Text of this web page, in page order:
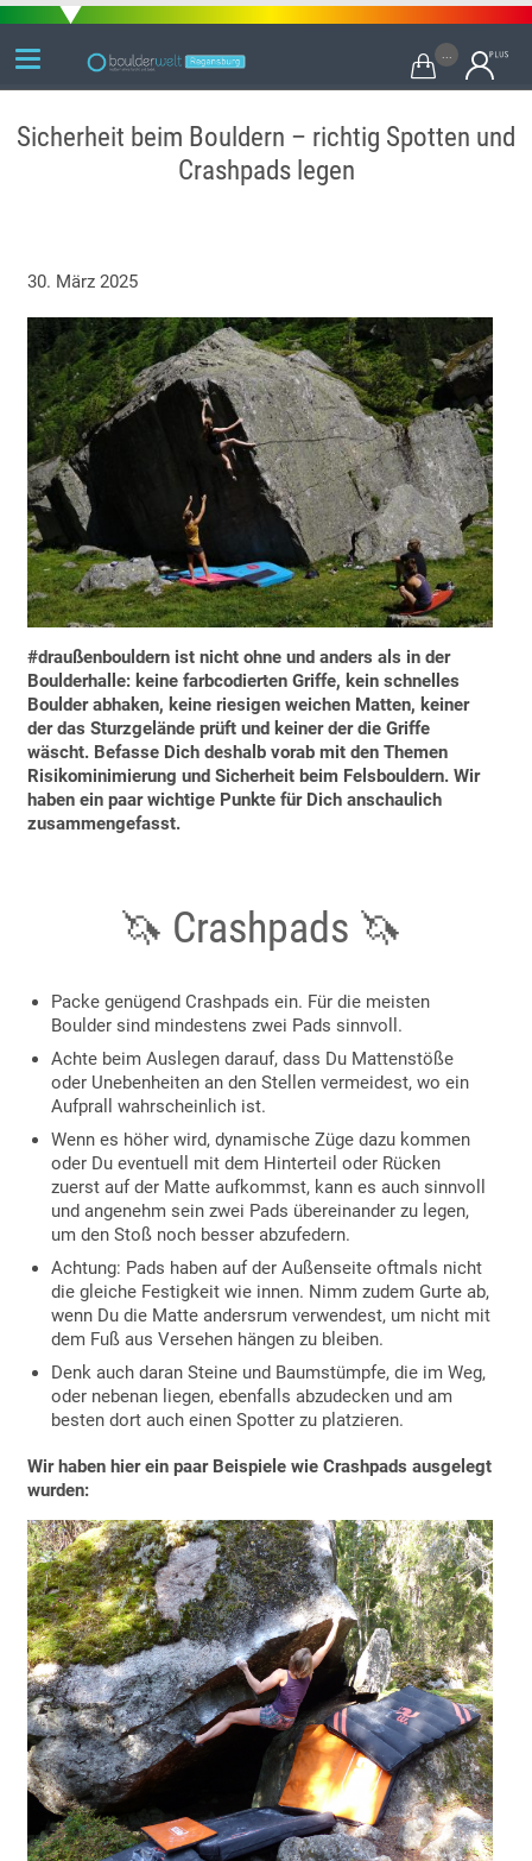

Sicherheit beim Bouldern – richtig Spotten und
Crashpads legen
30. März 2025
#draußenbouldern ist nicht ohne und anders als in der
Boulderhalle: keine farbcodierten Griffe, kein schnelles
Boulder abhaken, keine riesigen weichen Matten, keiner
der das Sturzgelände prüft und keiner der die Griffe
wäscht. Befasse Dich deshalb vorab mit den Themen
Risikominimierung und Sicherheit beim Felsbouldern. Wir
haben ein paar wichtige Punkte für Dich anschaulich
zusammengefasst.
🦄 Crashpads 🦄
Packe genügend Crashpads ein. Für die meisten
Boulder sind mindestens zwei Pads sinnvoll.
Achte beim Auslegen darauf, dass Du Mattenstöße
oder Unebenheiten an den Stellen vermeidest, wo ein
Aufprall wahrscheinlich ist.
Wenn es höher wird, dynamische Züge dazu kommen
oder Du eventuell mit dem Hinterteil oder Rücken
zuerst auf der Matte aufkommst, kann es auch sinnvoll
und angenehm sein zwei Pads übereinander zu legen,
um den Stoß noch besser abzufedern.
Achtung: Pads haben auf der Außenseite oftmals nicht
die gleiche Festigkeit wie innen. Nimm zudem Gurte ab,
wenn Du die Matte andersrum verwendest, um nicht mit
dem Fuß aus Versehen hängen zu bleiben.
Denk auch daran Steine und Baumstümpfe, die im Weg,
oder nebenan liegen, ebenfalls abzudecken und am
besten dort auch einen Spotter zu platzieren.
Wir haben hier ein paar Beispiele wie Crashpads ausgelegt
wurden: